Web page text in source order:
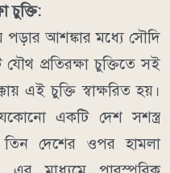
চুক্তি:
পড়ার আশঙ্কার মধ্যে সৌদি
প্রতিরক্ষা চুক্তিতে সই
এই চুক্তি স্বাক্ষরিত হয়।
একটি দেশ সশস্ত্র
তিন দেশের ওপর হামলা